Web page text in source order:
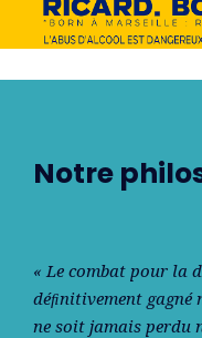
Notre
« Le combat pour la
déﬁnitivement gagné
ne soit jamais perdu